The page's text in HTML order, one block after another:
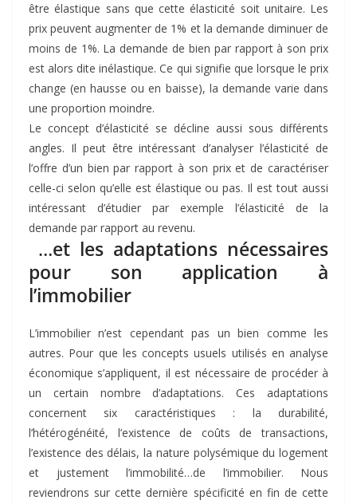
être élastique sans que cette élasticité soit unitaire. Les
prix peuvent augmenter de 1% et la demande diminuer de
moins de 1%. La demande de bien par rapport à son prix
est alors dite inélastique. Ce qui signifie que lorsque le prix
change (en hausse ou en baisse), la demande varie dans
une proportion moindre.
Le concept d’élasticité se décline aussi sous différents
angles. Il peut être intéressant d’analyser l’élasticité de
l’offre d’un bien par rapport à son prix et de caractériser
celle-ci selon qu’elle est élastique ou pas. Il est tout aussi
intéressant d’étudier par exemple l’élasticité de la
demande par rapport au revenu.
…et les adaptations nécessaires
pour son application à
l’immobilier
L’immobilier n’est cependant pas un bien comme les
autres. Pour que les concepts usuels utilisés en analyse
économique s’appliquent, il est nécessaire de procéder à
un certain nombre d’adaptations. Ces adaptations
concernent six caractéristiques : la durabilité,
l’hétérogénéité, l’existence de coûts de transactions,
l’existence des délais, la nature polysémique du logement
et justement l’immobilité…de l’immobilier. Nous
reviendrons sur cette dernière spécificité en fin de cette